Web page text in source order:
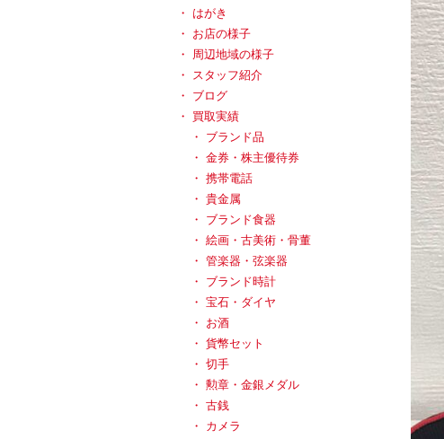
はがき
お店の様子
周辺地域の様子
スタッフ紹介
ブログ
買取実績
ブランド品
金券・株主優待券
携帯電話
貴金属
ブランド食器
絵画・古美術・骨董
管楽器・弦楽器
ブランド時計
宝石・ダイヤ
お酒
貨幣セット
切手
勲章・金銀メダル
古銭
カメラ